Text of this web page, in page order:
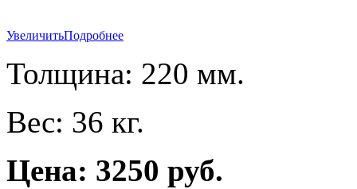
УвеличитьПодробнее
Толщина: 220 мм.
Вес: 36 кг.
Цена: 3250 руб.